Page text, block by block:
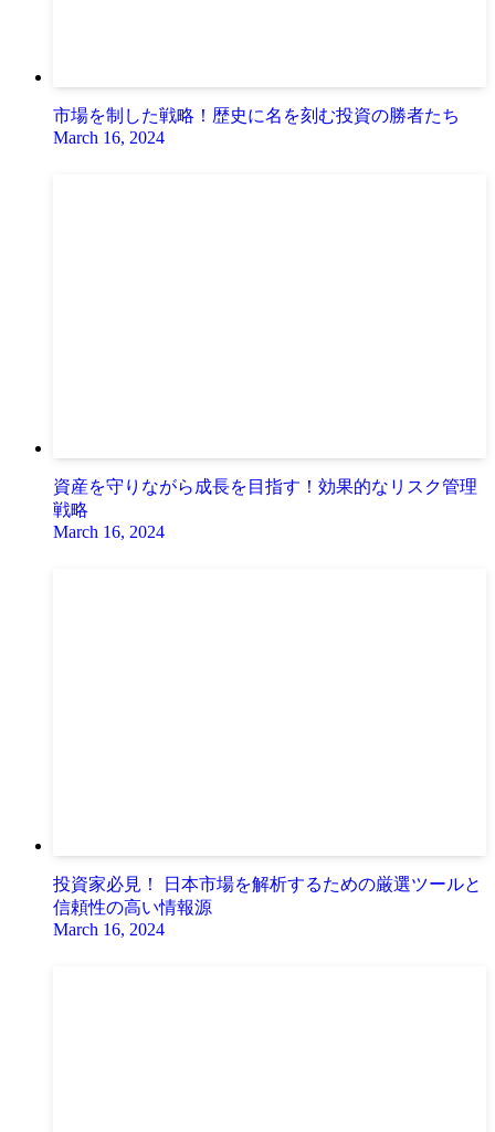
市場を制した戦略！歴史に名を刻む投資の勝者たち
March 16, 2024
資産を守りながら成長を目指す！効果的なリスク管理
戦略
March 16, 2024
投資家必見！ 日本市場を解析するための厳選ツールと
信頼性の高い情報源
March 16, 2024